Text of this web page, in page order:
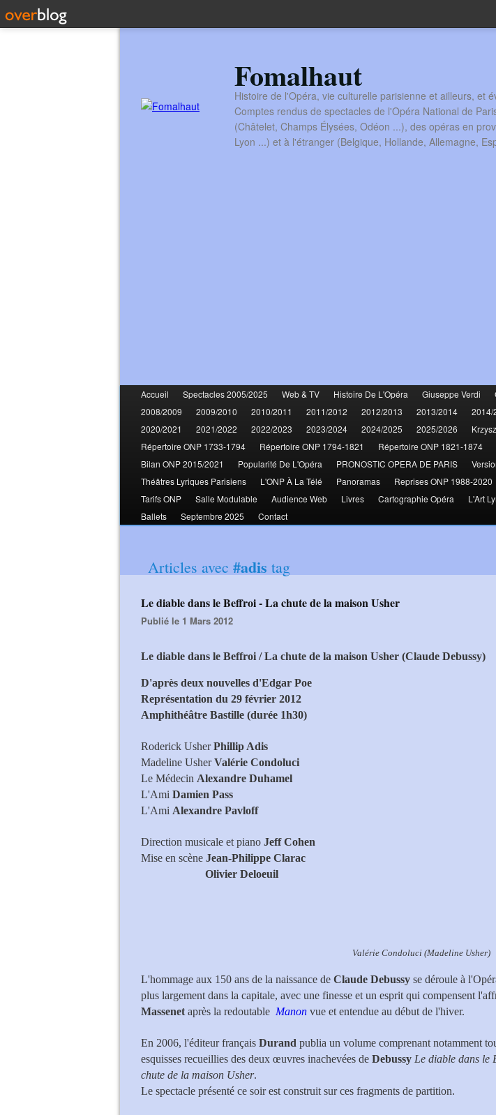
Fomalhaut
Histoire de l'Opéra, vie culturelle parisienne et ailleurs, et
Comptes rendus de spectacles de l'Opéra National de
(Châtelet, Champs Élysées, Odéon ...), des opéras en
Lyon ...) et à l'étranger (Belgique, Hollande, Allemagne,
Accueil Spectacles 2005/2025 Web & TV Histoire De L'Opéra Giuseppe Verdi
2008/2009
2009/2010 2010/2011 2011/2012 2012/2013 2013/2014 2014/
2020/2021
2021/2022 2022/2023 2023/2024 2024/2025 2025/2026
Répertoire ONP 1733-1794
Répertoire ONP 1794-1821 Répertoire ONP 1821-1874
Bilan ONP 2015/2021
Popularité De L'Opéra PRONOSTIC OPERA DE PARIS
Théâtres Lyriques Parisiens
L'ONP À La Télé Panoramas Reprises ONP 1988-2020
Tarifs ONP
Salle Modulable Audience Web Livres Cartographie Opéra L'Art
Ballets
Septembre 2025 Contact
Articles avec #adis tag
Le diable dans le Beffroi - La chute de la maison Usher
Publié le 1 Mars 2012
Le diable dans le Beffroi / La chute de la maison Usher (Claude Debussy)
D'après deux nouvelles d'Edgar Poe
Représentation du 29 février 2012
Amphithéâtre Bastille (durée 1h30)
Roderick UsherPhillip Adis
Madeline UsherValérie Condoluci
Le Médecin Alexandre Duhamel
L'Ami Damien Pass
L'Ami Alexandre Pavloff
Direction musicale et piano Jeff Cohen
Mise en scène Jean-Philippe Clarac
Olivier Deloeuil
Valérie Condoluci (Madeline Usher)
L'hommage aux 150 ans de la naissance de Claude Debussy se déroule à
plus largement dans la capitale, avec une finesse et un esprit qui compensent
Massenet après la redoutable Manon vue et entendue au début de l'hiver.
En 2006, l'éditeur français Durand publia un volume comprenant notamment
esquisses recueillies des deux œuvres inachevées de Debussy Le diable dans le
chute de la maison Usher.
Le spectacle présenté ce soir est construit sur ces fragments de partition.